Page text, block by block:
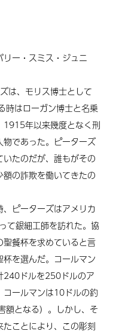
ー・スミス・ジュニ
は、モリス博士として
時はローガン博士と名乗
1915年以来幾度となく刑
であった。ピーターズ
たのだが、誰もがその
額の詐欺を働いてきたの
ピーターズはアメリカ
て銀細工師を訪れた。協
餐杯を求めていると言
を選んだ。コールマン
240ドルを250ドルのア
ールマンは10ドルの釣
額となる）。しかし、そ
ことにより、この彫刻